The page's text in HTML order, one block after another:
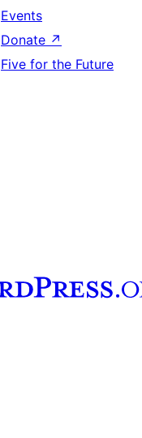
Events
Donate ↗
Five for the Future